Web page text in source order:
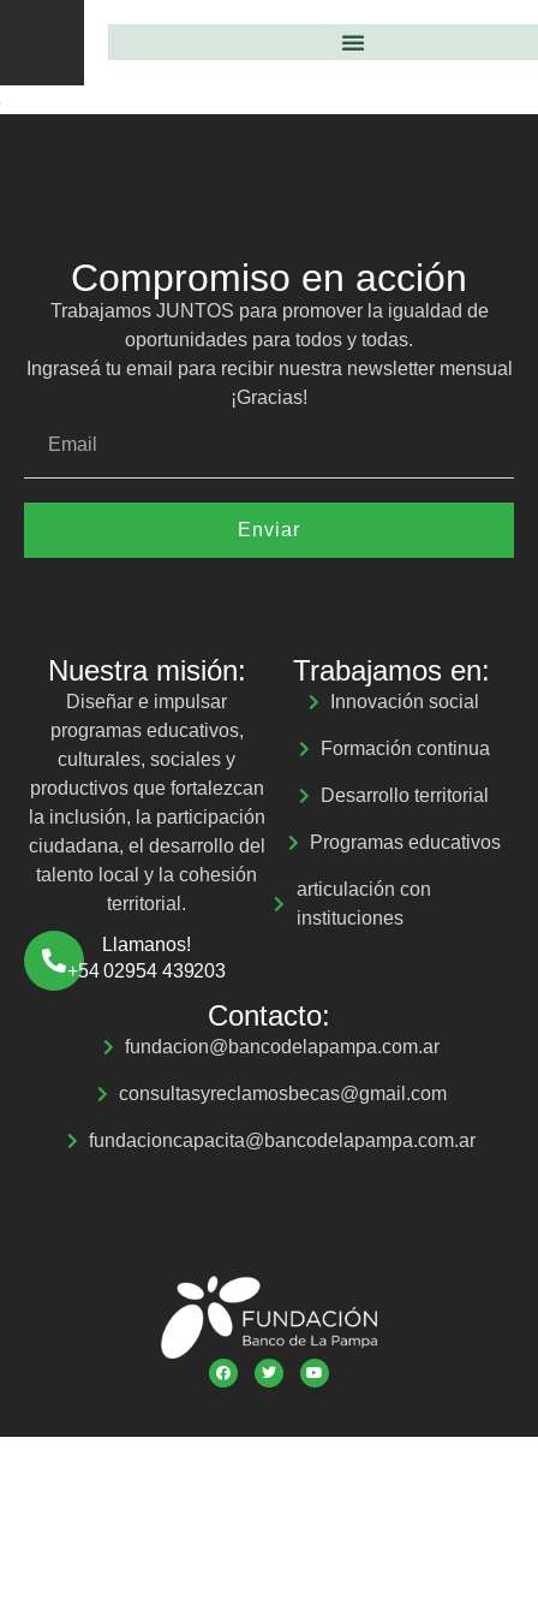
Compromiso en acción
Trabajamos JUNTOS para promover la igualdad de
oportunidades para todos y todas.
Ingraseá tu email para recibir nuestra newsletter mensual
¡Gracias!
Enviar
Nuestra misión:
Diseñar e impulsar
programas educativos,
culturales, sociales y
productivos que fortalezcan
la inclusión, la participación
ciudadana, el desarrollo del
talento local y la cohesión
territorial.
Llamanos!
+54 02954 439203
Trabajamos en:
Innovación social
Formación continua
Desarrollo territorial
Programas educativos
articulación con
instituciones
Contacto:
fundacion@bancodelapampa.com.ar
consultasyreclamosbecas@gmail.com
fundacioncapacita@bancodelapampa.com.ar